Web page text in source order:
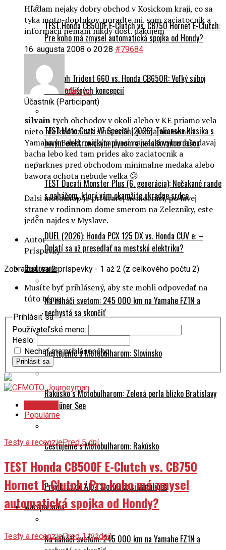
TEST Honda CB500F E-Clutch vs. CB750 Hornet E-Clutch:
Pre koho má zmysel automatická spojka od Hondy?
Triumph Trident 660 vs. Honda CB650R: Veľký súboj
dvoch odlišných koncepcií
TEST Moto Guzzi V7 Special (2026): Talianska klasika s
novým elektronickým plynom a nefalšovanou dušou
TEST Ducati Monster Plus (6. generácia): Nečakané rande
s naháčom, ktorý vám okamžite ukradne srdce
DUEL (2026): Honda PCX 125 DX vs. Honda CUV e: –
Oplatí sa už presedlať na mestskú elektriku?
Cestovanie
Na naháči svetom: 245 000 km na Yamahe FZ1N a
nechystá sa skončiť
Cestujeme s Motobulharom: Slovinsko
Rakúsko s Motobulharom: Zelená perla blízko Bratislavy
– Grüner See
Cestujeme s Motobulharom: Rakúsko
Prvý krát do Álp? Slovinsko si zamiluješ
Motoporadňa
Na naháči svetom: 245 000 km na Yamahe FZ1N a
Hľadam nejaky dobry obchod v Kosickom kraji, co sa
tyka moto-doplnkov. poradte mi. som zaciatocnik a
informacii nemam nikdy dost. dakujem
16. augusta 2008 o 20:28 #79684
Matooo
Účastník (Participant)
silvaintych obchodov v okoli alebo v KE priamo vela
nieto ale ked uz tak skus velku predajnu Honda-
Yamaha v Barci, maju tam asi najvacsi vyber ale davaj
bacha lebo ked tam prides ako zaciatocnik a
neparknes pred obchodom minimalne medaka alebo
bawora ochota nebude velka 😕
Dalsi motoshop je pri starej nemocnici, po lavej
strane v rodinnom dome smerom na Zelezniky, este
jeden najdes v Myslave.
Autor
Príspevky
Zobrazujú sa 2 príspevky - 1 až 2 (z celkového počtu 2)
Musíte byť prihlásený, aby ste mohli odpovedať na
túto tému.
Prihlásiť sa
Používateľské meno:
Heslo:
Nechať ma prihláseného
Prihlásiť sa
Populárne
Testy a recenziePred 5 dní
TEST Honda CB500F E-Clutch vs. CB750
Hornet E-Clutch: Pre koho má zmysel
automatická spojka od Hondy?
Testy a recenziePred 1 týždeň